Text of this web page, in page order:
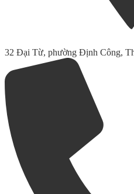
32 Đại Từ, phường Định Công,